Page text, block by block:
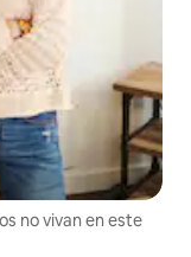
no vivan en este